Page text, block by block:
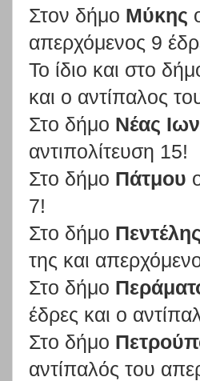
Στον δήμο Μύκης
απερχόμενος 9
Το ίδιο και στο
και ο αντίπαλος
Στο δήμο Νέας
αντιπολίτευση 15!
Στο δήμο Πάτμου
7!
Στο δήμο Πεντέλης
της και
Στο δήμο
έδρες και ο
Στο δήμο
αντίπαλός του